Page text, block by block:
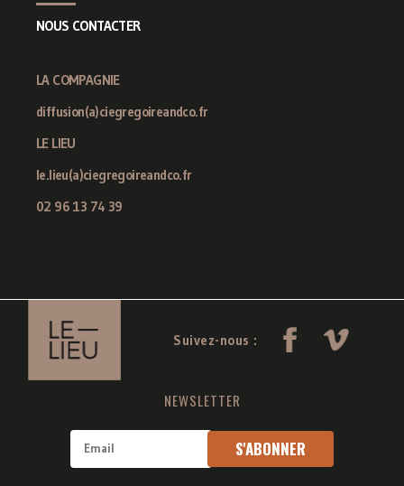
NOUS CONTACTER
LA COMPAGNIE
diffusion(a)ciegregoireandco.fr
LE LIEU
le.lieu(a)ciegregoireandco.fr
02 96 13 74 39
Suivez-nous :
NEWSLETTER